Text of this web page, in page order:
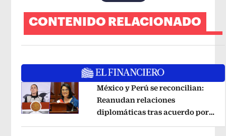
CONTENIDO RELACIONADO
México y Perú se reconcilian:
Reanudan relaciones
diplomáticas tras acuerdo por